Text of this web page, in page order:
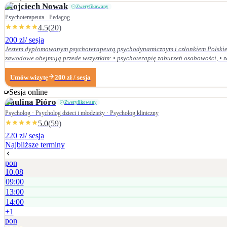
Wojciech Nowak Zweryfikowany
Psychoterapeuta · Pedagog
4.5(20)
200 zl/ sesja
Jestem dyplomowanym psychoterapeutą psychodynamicznym i członkiem
zawodowe obejmują przede wszystkim: • psychoterapię zaburzeń osobowości, • zaburzenia
Dolnośląskiej Szkoły Wyższej we Wrocławiu — w 2007 r. studia licencjackie
Centrum Psychodynamicznym, a w styczniu 2020 r. uzyskałem dyplom psychoterapeuty psychodynamicznego. Od ukończenia szkoły psychoterapii regularnie uczestniczę w
Psychoterapii Psychodynamicznej i na bieżąco śledzę literaturę z zakresu
Umów wizytę 200 zł / sesja
Sesja online
Paulina Pióro Zweryfikowany
Psycholog · Psycholog dzieci i młodzieży · Psycholog kliniczny
5.0(59)
220 zl/ sesja
Najbliższe terminy
pon
10.08
09:00
13:00
14:00
+1
pon